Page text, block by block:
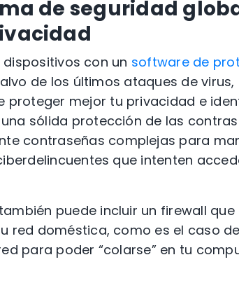
de seguridad
con un software de
de los últimos ataques de virus,
proteger mejor tu privacidad e
sólida protección de las
contraseñas complejas para
que intenten
puede incluir un firewall que
red doméstica, como es el caso
para poder “colarse” en tu